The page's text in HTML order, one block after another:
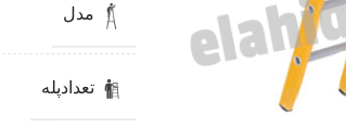
مدل
تعدادپله